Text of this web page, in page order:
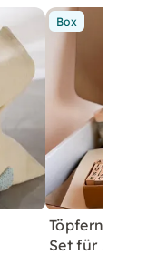
Box
Töpfern
Set für